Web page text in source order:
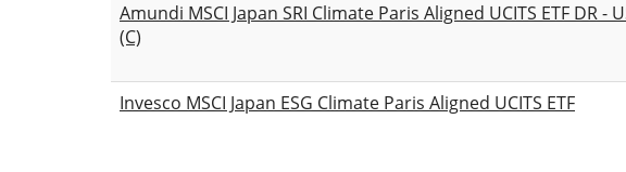
Amundi MSCI Japan SRI Climate Paris Aligned UCITS ETF DR -
(C)
Invesco MSCI Japan ESG Climate Paris Aligned UCITS ETF